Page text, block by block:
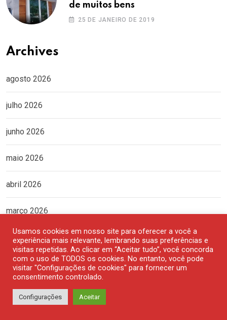
de muitos bens
25 DE JANEIRO DE 2019
Archives
agosto 2026
julho 2026
junho 2026
maio 2026
abril 2026
março 2026
fevereiro 2026
janeiro 2026
dezembro 2025
Usamos cookies em nosso site para oferecer a você a
experiência mais relevante, lembrando suas preferências e
visitas repetidas. Ao clicar em “Aceitar tudo”, você concorda
com o uso de TODOS os cookies. No entanto, você pode
visitar "Configurações de cookies" para fornecer um
consentimento controlado.
Configurações Aceitar